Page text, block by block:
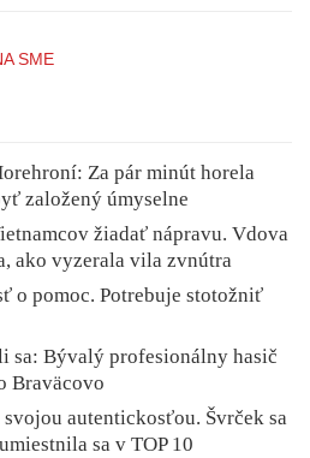
SME
Za pár minút horela
založený úmyselne
žiadať nápravu. Vdova
ako vyzerala vila zvnútra
o pomoc. Potrebuje stotožniť
sa: Bývalý profesionálny hasič
Braväcovo
autentickosťou. Švrček sa
sa v TOP 10